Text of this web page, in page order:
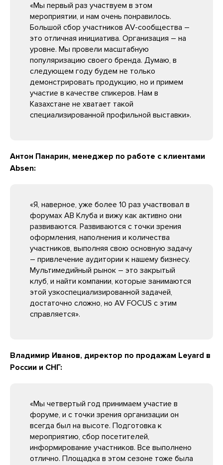
«Мы первый раз участвуем в этом
мероприятии, и нам очень понравилось.
Большой сбор участников AV-сообщества –
это отличная инициатива. Организация – на
уровне. Мы провели масштабную
популяризацию своего бренда. Думаю, в
следующем году будем не только
демонстрировать продукцию, но и примем
участие в качестве спикеров. Нам в
Казахстане не хватает такой
специализированной профильной выставки».
Антон Панарин, менеджер по работе с клиентами
Аbsen:
«Я, наверное, уже более 10 раз участвовал в
форумах АВ Клуба и вижу как активно они
развиваются. Развиваются с точки зрения
оформления, наполнения и количества
участников, выполняя свою основную задачу
– привлечение аудитории к нашему бизнесу.
Мультимедийный рынок – это закрытый
клуб, и найти компании, которые занимаются
этой узкоспециализированной задачей,
достаточно сложно, но AV FOCUS с этим
справляется».
Владимир Иванов, директор по продажам Leyard в
России и СНГ:
«Мы четвертый год принимаем участие в
форуме, и с точки зрения организации он
всегда был на высоте. Подготовка к
мероприятию, сбор посетителей,
информирование участников. Все выполнено
отлично. Площадка в этом сезоне тоже была